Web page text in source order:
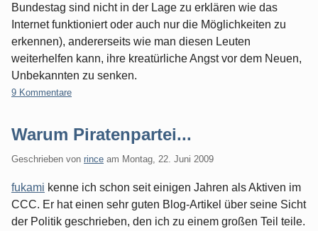
Bundestag sind nicht in der Lage zu erklären wie das
Internet funktioniert oder auch nur die Möglichkeiten zu
erkennen), andererseits wie man diesen Leuten
weiterhelfen kann, ihre kreatürliche Angst vor dem Neuen,
Unbekannten zu senken.
9 Kommentare
Warum Piratenpartei...
Geschrieben von rince am Montag, 22. Juni 2009
fukami kenne ich schon seit einigen Jahren als Aktiven im
CCC. Er hat einen sehr guten Blog-Artikel über seine Sicht
der Politik geschrieben, den ich zu einem großen Teil teile.